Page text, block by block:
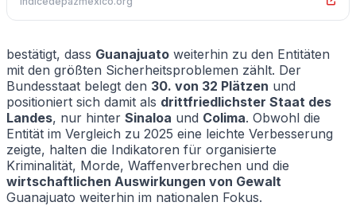
bestätigt, dass Guanajuato weiterhin zu den Entitäten
mit den größten Sicherheitsproblemen zählt. Der
Bundesstaat belegt den 30. von 32 Plätzen und
positioniert sich damit als drittfriedlichster Staat des
Landes, nur hinter Sinaloa und Colima. Obwohl die
Entität im Vergleich zu 2025 eine leichte Verbesserung
zeigte, halten die Indikatoren für organisierte
Kriminalität, Morde, Waffenverbrechen und die
wirtschaftlichen Auswirkungen von Gewalt
Guanajuato weiterhin im nationalen Fokus.